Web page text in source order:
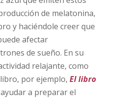
de melatonina,
y haciéndole creer que
afectar
de sueño. En su
relajante, como
por ejemplo, El libro
a preparar el